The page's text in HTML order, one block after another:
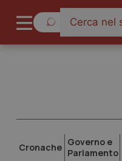
Cronache Governo e
Parlamento